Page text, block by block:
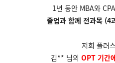
1년 동안 MBA와
졸업과 함께 전과목 (4
저희 플러
김** 님의 OPT 기간